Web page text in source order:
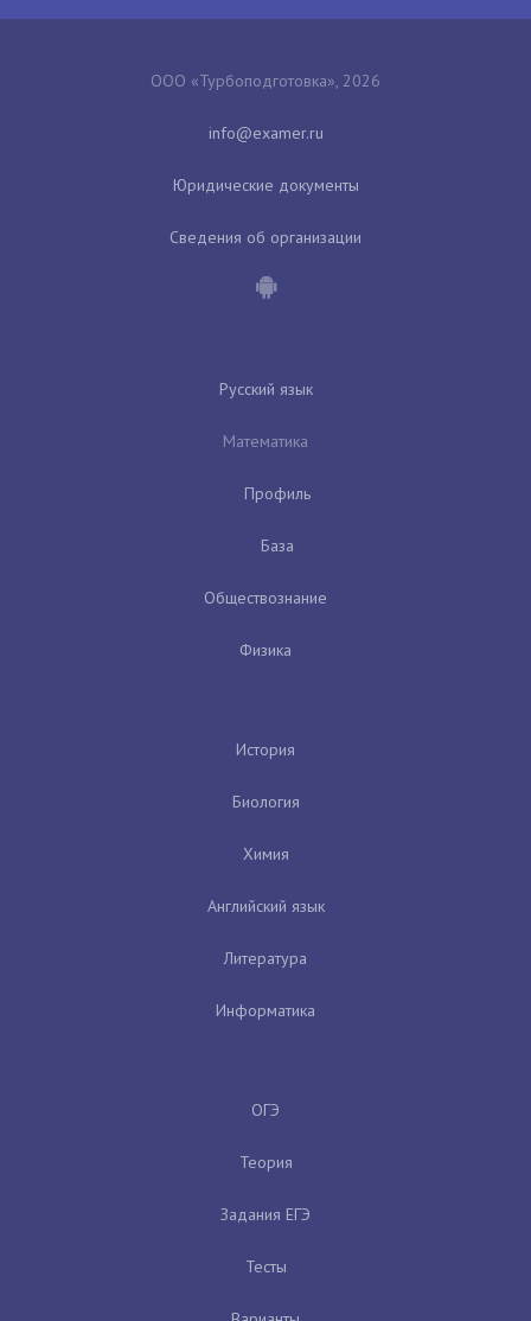
ООО «Турбоподготовка», 2026
Юридические документы
Сведения об организации
Русский язык
Математика
Профиль
База
Обществознание
Физика
История
Биология
Химия
Английский язык
Литература
Информатика
ОГЭ
Теория
Задания ЕГЭ
Тесты